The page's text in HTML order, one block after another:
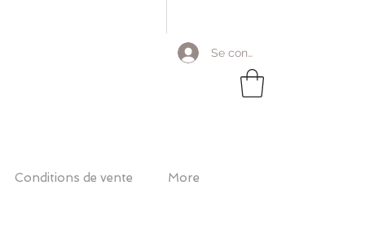
Se connecter
Conditions de vente More